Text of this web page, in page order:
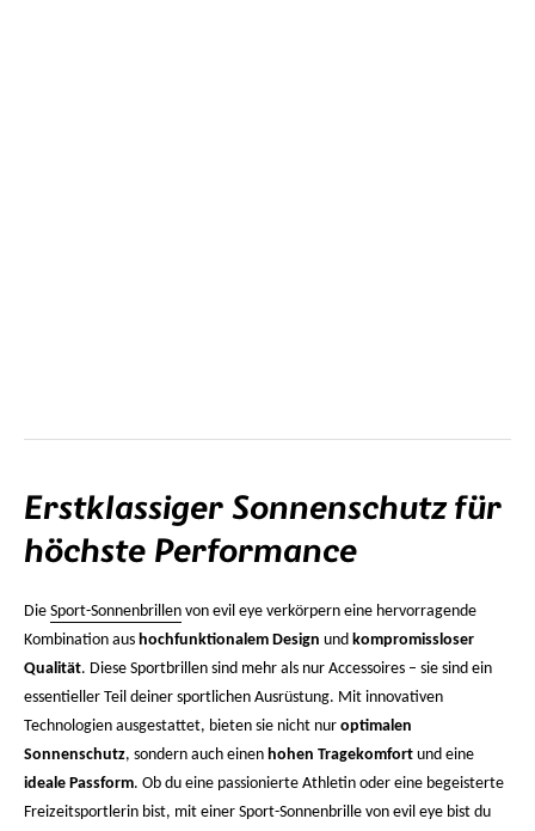
Erstklassiger Sonnenschutz für
höchste Performance
Die Sport-Sonnenbrillen von evil eye verkörpern eine hervorragende
Kombination aus hochfunktionalem Design und kompromissloser
Qualität. Diese Sportbrillen sind mehr als nur Accessoires – sie sind ein
essentieller Teil deiner sportlichen Ausrüstung. Mit innovativen
Technologien ausgestattet, bieten sie nicht nur optimalen
Sonnenschutz, sondern auch einen hohen Tragekomfort und eine
ideale Passform. Ob du eine passionierte Athletin oder eine begeisterte
Freizeitsportlerin bist, mit einer Sport-Sonnenbrille von evil eye bist du